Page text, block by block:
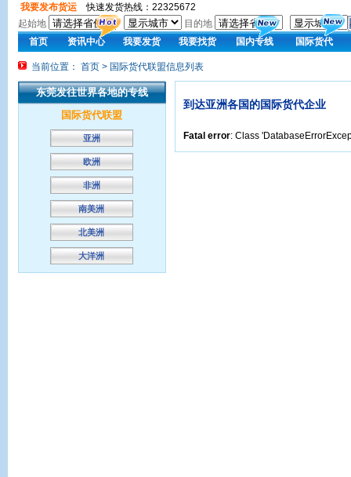
我要发布货运快速发货热线：22325672
起始地
目的地
首页
资讯中心 我要发货 我要找货 国内专线 国际货代
当前位置： 首页 > 国际货代联盟信息列表
东莞发往世界各地的专线
国际货代联盟
亚洲
欧洲
非洲
南美洲
北美洲
大洋洲
到达亚洲各国的国际货代企业
Fatal error: Class